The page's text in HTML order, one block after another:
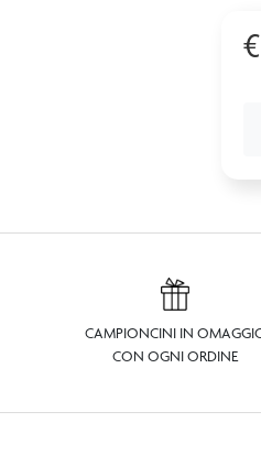
€
CAMPIONCINI IN
CON OGNI ORDINE